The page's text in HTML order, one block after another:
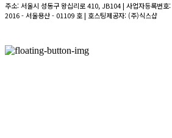
주소: 서울시 성동구 왕십리로 410, JB104 | 사업자등록번호:
2016 - 서울용산 - 01109 호| 호스팅제공자: (주)식스샵